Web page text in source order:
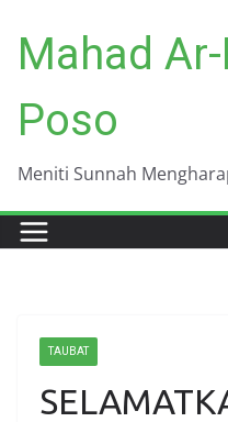
content
Mahad
Poso
Meniti Sunnah
TAUBAT